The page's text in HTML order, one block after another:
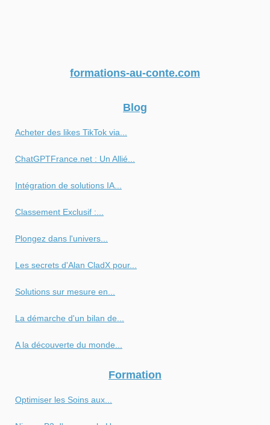
formations-au-conte.com
Blog
Acheter des likes TikTok via...
ChatGPTFrance.net : Un Allié...
Intégration de solutions IA...
Classement Exclusif :...
Plongez dans l'univers...
Les secrets d'Alan CladX pour...
Solutions sur mesure en...
La démarche d'un bilan de...
A la découverte du monde...
Formation
Optimiser les Soins aux...